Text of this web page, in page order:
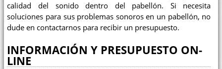
calidad del sonido dentro del pabellón. Si necesita
soluciones para sus problemas sonoros en un pabellón, no
dude en contactarnos para recibir un presupuesto.
INFORMACIÓN Y PRESUPUESTO ON-
LINE